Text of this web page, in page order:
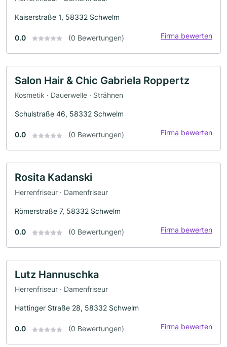
Kaiserstraße 1, 58332 Schwelm
0.0 (0 Bewertungen) Firma bewerten
Salon Hair & Chic Gabriela Roppertz
Kosmetik · Dauerwelle · Strähnen
Schulstraße 46, 58332 Schwelm
0.0 (0 Bewertungen) Firma bewerten
Rosita Kadanski
Herrenfriseur · Damenfriseur
Römerstraße 7, 58332 Schwelm
0.0 (0 Bewertungen) Firma bewerten
Lutz Hannuschka
Herrenfriseur · Damenfriseur
Hattinger Straße 28, 58332 Schwelm
0.0 (0 Bewertungen) Firma bewerten